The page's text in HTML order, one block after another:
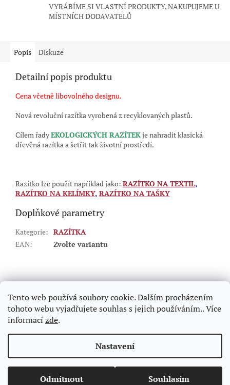
Tento web používá soubory cookie. Dalším procházením
tohoto webu vyjadřujete souhlas s jejich používáním.. Více
informacízde.
Nastavení
Odmítnout Souhlasím
VYRÁBÍME SI VLASTNÍ PRODUKTY, NAKUPUJEME U
MÍSTNÍCH DODAVATELŮ
Popis Diskuze
Detailní popis produktu
Cena včetně libovolného designu.
Nová revoluční razítka vyrobená z recyklovaných plastů.
Cílem řadyEKOLOGICKÝCH RAZÍTEKje nahradit klasická
dřevěná razítka a šetřit tak životní prostředí.
Razítko lze použít například jako: RAZÍTKO NA TEXTIL,
RAZÍTKO NA KELÍMKY, RAZÍTKO NA TAŠKY
Doplňkové parametry
Kategorie: RAZÍTKA
EAN: Zvolte variantu
á
Copyright 2026Hasnedl.cz - razítka na počkání Praha.
Všechna práva vyhrazena.
Upravit nastavení cookies